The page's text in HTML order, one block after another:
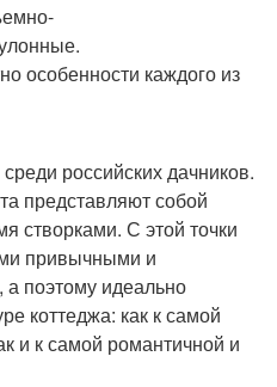
особенности каждого из
российских дачников.
представляют собой
створками. С этой точки
привычными и
а поэтому идеально
коттеджа: как к самой
и к самой романтичной и